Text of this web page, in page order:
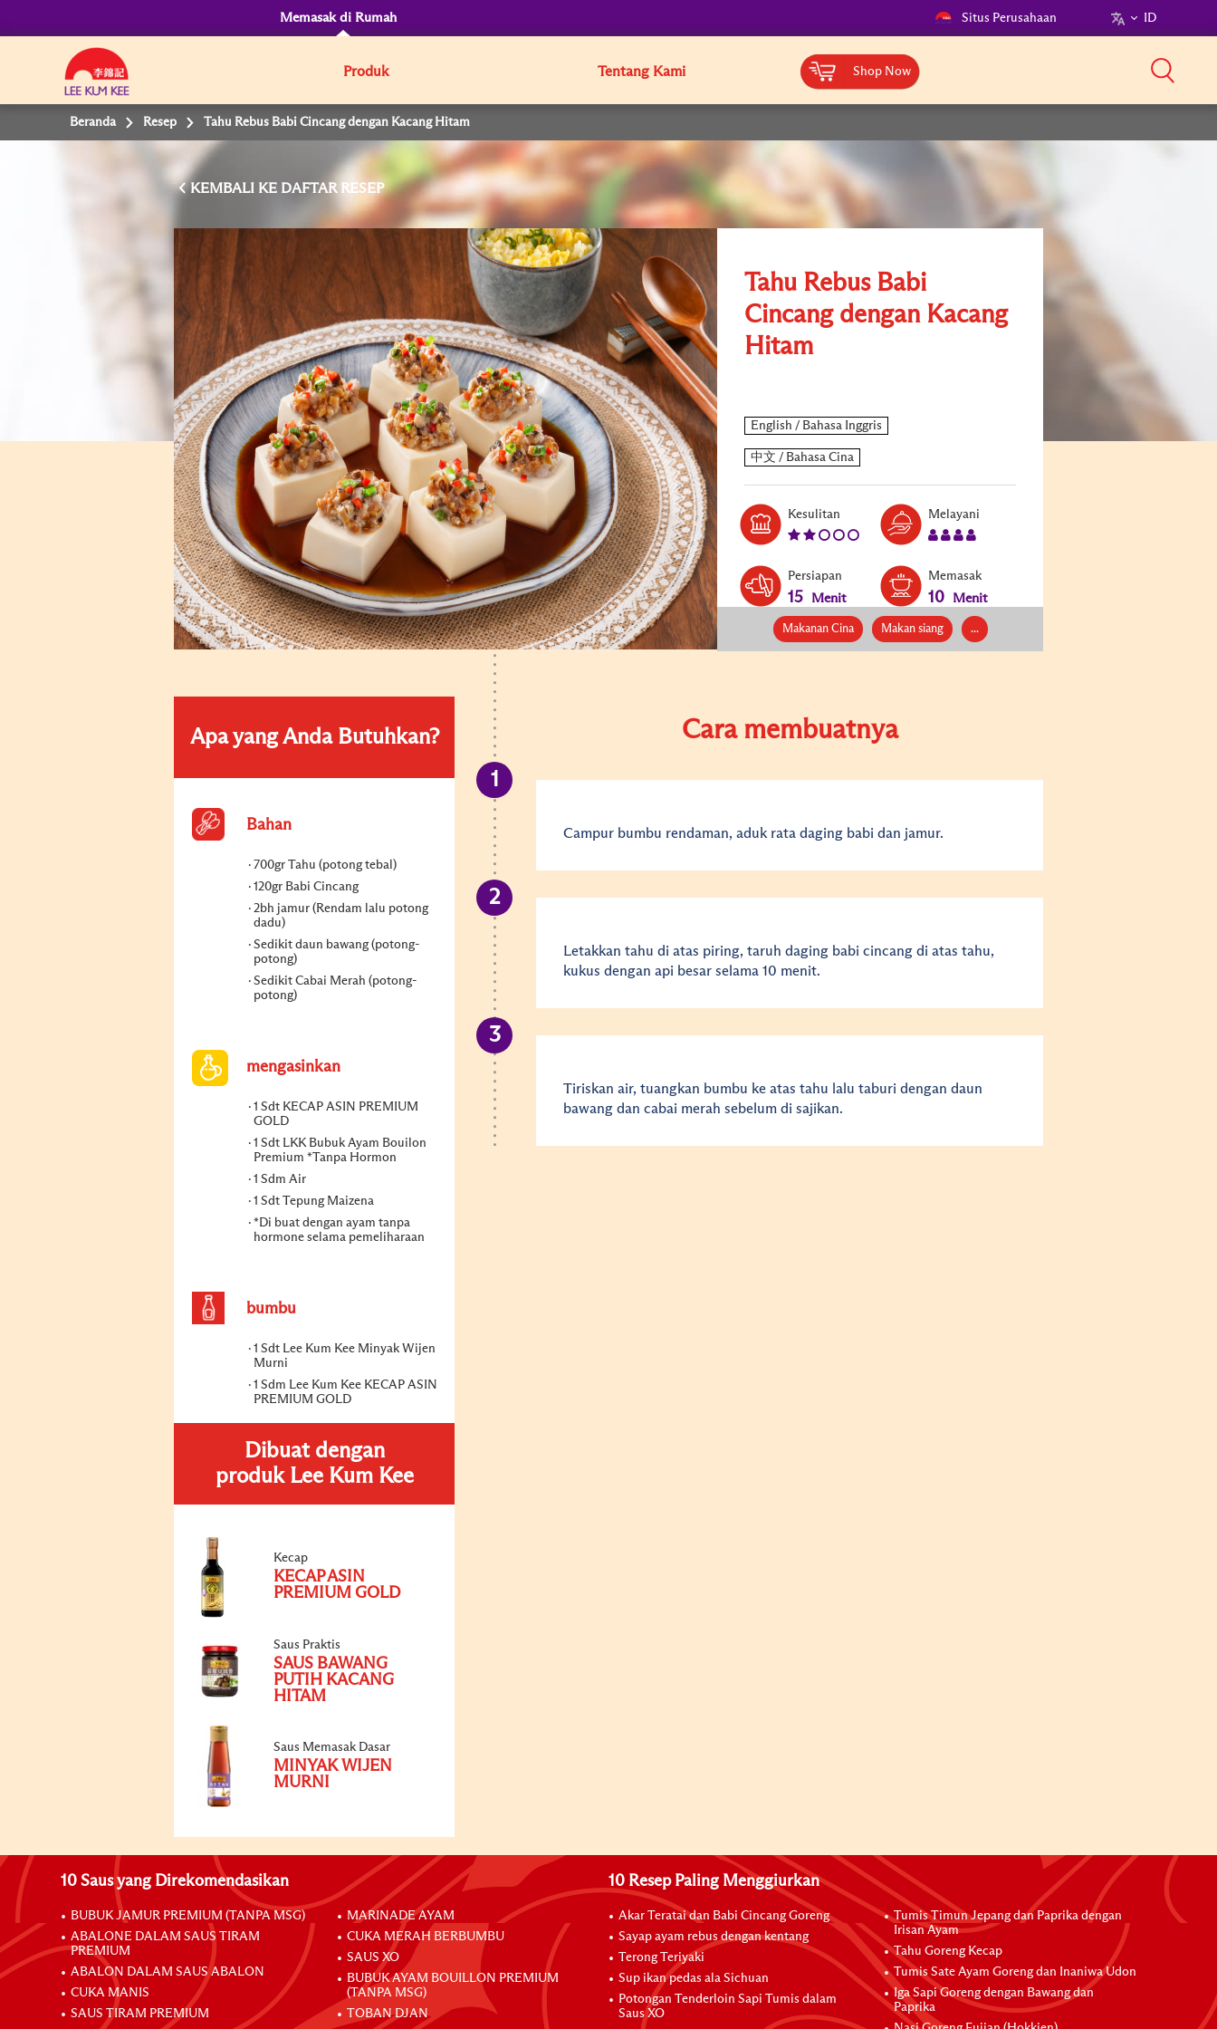
Memasak di Rumah Situs Perusahaan ID
Produk Tentang Kami Shop Now
Beranda Resep Tahu Rebus Babi Cincang dengan Kacang Hitam
KEMBALI
Tahu Rebus Babi
Cincang dengan Kacang
Hitam
Kesulitan Melayani
Persiapan
15 Menit
Memasak
10 Menit
Makanan Cina Makan siang ...
Apa yang Anda Butuhkan?
Bahan
700gr Tahu (potong tebal)
120gr Babi Cincang
2bh jamur (Rendam lalu potong
dadu)
Sedikit daun bawang (potong-
potong)
Sedikit Cabai Merah (potong-
potong)
mengasinkan
1 Sdt KECAP ASIN PREMIUM
GOLD
1 Sdt LKK Bubuk Ayam Bouilon
Premium *Tanpa Hormon
1 Sdm Air
1 Sdt Tepung Maizena
*Di buat dengan ayam tanpa
hormone selama pemeliharaan
bumbu
1 Sdt Lee Kum Kee Minyak Wijen
Murni
1 Sdm Lee Kum Kee KECAP ASIN
PREMIUM GOLD
Dibuat dengan
produk Lee Kum Kee
Kecap
KECAP ASIN
PREMIUM GOLD
Saus Praktis
SAUS BAWANG
PUTIH KACANG
HITAM
Saus Memasak Dasar
MINYAK WIJEN
MURNI
Cara membuatnya
Campur bumbu rendaman, aduk rata daging babi dan jamur.
Letakkan tahu di atas piring, taruh daging babi cincang di atas tahu,
kukus dengan api besar selama 10 menit.
Tiriskan air, tuangkan bumbu ke atas tahu lalu taburi dengan daun
bawang dan cabai merah sebelum di sajikan.
10 Saus yang Direkomendasikan
BUBUK JAMUR PREMIUM (TANPA MSG)
ABALONE DALAM SAUS TIRAM
PREMIUM
ABALON DALAM SAUS ABALON
CUKA MANIS
SAUS TIRAM PREMIUM
MARINADE AYAM
CUKA MERAH BERBUMBU
SAUS XO
BUBUK AYAM BOUILLON PREMIUM
(TANPA MSG)
TOBAN DJAN
10 Resep Paling Menggiurkan
Akar Teratai dan Babi Cincang Goreng
Sayap ayam rebus dengan kentang
Terong Teriyaki
Sup ikan pedas ala Sichuan
Potongan Tenderloin Sapi Tumis dalam
Saus XO
Tumis Timun Jepang dan Paprika dengan
Irisan Ayam
Tahu Goreng Kecap
Tumis Sate Ayam Goreng dan Inaniwa Udon
Iga Sapi Goreng dengan Bawang dan
Paprika